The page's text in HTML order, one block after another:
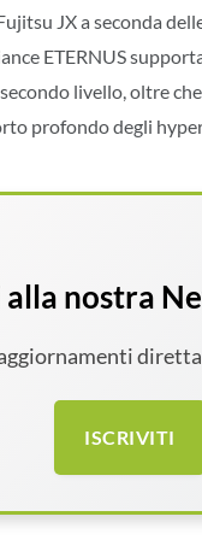
JX a seconda
ETERNUS
livello, oltre
profondo degli
nostra
ISCRIVITI